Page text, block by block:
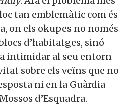
tan emblemàtic com és
on els okupes no només
d’habitatges, sinó
intimidar al seu entorn
sobre els veïns que no
ni en la Guàrdia
d’Esquadra.